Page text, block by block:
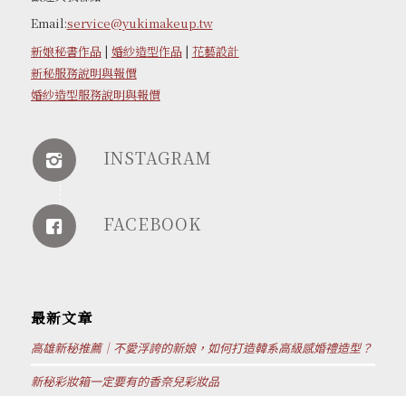
Email:service@yukimakeup.tw
新娘秘書作品| 婚紗造型作品| 花藝設計
新秘服務說明與報價
婚紗造型服務說明與報價
INSTAGRAM
FACEBOOK
最新文章
高雄新秘推薦｜不愛浮誇的新娘，如何打造韓系高級感婚禮造型？
新秘彩妝箱一定要有的香奈兒彩妝品